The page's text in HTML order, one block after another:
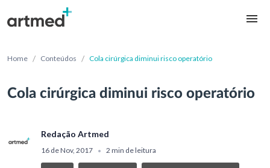
Home / Conteúdos / Cola cirúrgica diminui risco operatório
Cola cirúrgica diminui risco operatório
Redação Artmed
16 de Nov, 2017 • 2 min de leitura